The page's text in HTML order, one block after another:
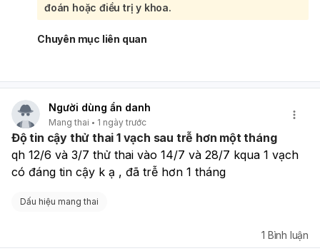
ngay.” Nếu bạn đang ở nước ngoài, hãy gọi số khẩn cấp
tại nơi bạn sống hoặc đến phòng cấp cứu gần nhất. Bạn
không cần tự chịu một mình; những gì bạn đang trải qua là
mình chỉ với 1 từ: “an toàn” hoặc “không an toàn”, mình sẽ
đoán hoặc điều trị y khoa.
Chuyên mục liên quan
Người dùng ẩn danh
Mang thai 1 ngày trước
Độ tin cậy thử thai 1 vạch sau trễ hơn một tháng
qh 12/6 và 3/7 thử thai vào 14/7 và 28/7 kqua 1 vạch
có đáng tin cậy k ạ , đã trễ hơn 1 tháng
Dấu hiệu mang thai
1 Bình luận